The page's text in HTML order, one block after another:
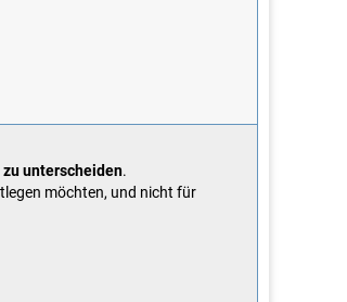
unterscheiden.
möchten, und nicht für